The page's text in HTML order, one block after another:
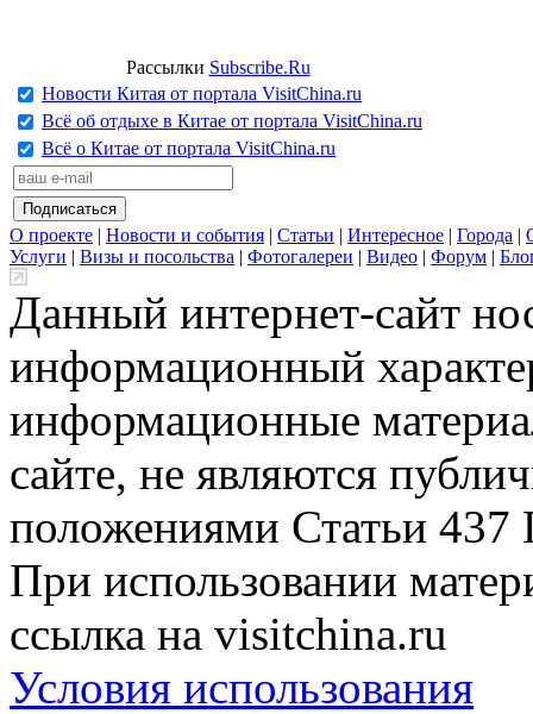
Рассылки Subscribe.Ru
Новости Китая от портала VisitChina.ru
Всё об отдыхе в Китае от портала VisitChina.ru
Всё о Китае от портала VisitChina.ru
О проекте | Новости и события | Статьи | Интересное | Города |
Услуги | Визы и посольства | Фотогалереи | Видео | Форум |
Данный интернет-сайт
информационный
информационные
сайте, не являются
положениями Статьи 437
При использовании
ссылка на visitchina.ru
Условия использования